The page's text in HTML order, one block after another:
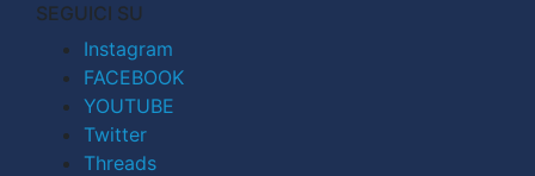
SEGUICI SU
Instagram
FACEBOOK
YOUTUBE
Twitter
Threads